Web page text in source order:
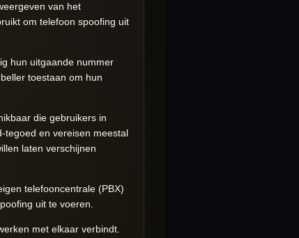
van het
om telefoon spoofing uit
hun uitgaande nummer
toestaan om hun
die gebruikers in
tegoed en vereisen meestal
laten verschijnen
telefooncentrale (PBX)
uit te voeren.
met elkaar verbindt.